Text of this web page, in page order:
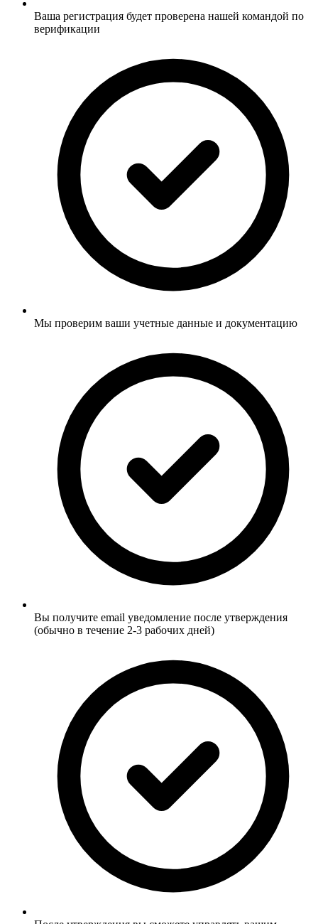
Ваша регистрация будет проверена нашей командой по
верификации
Мы проверим ваши учетные данные и документацию
Вы получите email уведомление после утверждения
(обычно в течение 2-3 рабочих дней)